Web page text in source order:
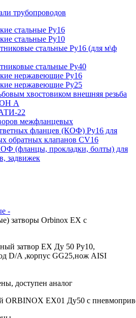
трубопроводов
стальные Ру16
стальные Ру10
стальные Ру16 (для м\ф
стальные Ру40
нержавеющие Ру16
нержавеющие Ру25
хвостовиком внешняя резьба
А
22
межфланцевых
фланцев (КОФ) Ру16 для
обратных клапанов CV16
(фланцы, прокладки, болты) для
задвижек
-
затворы Orbinox EX с
затвор EX Ду 50 Ру10,
D/A ,корпус GG25,нож AISI
доступен аналог